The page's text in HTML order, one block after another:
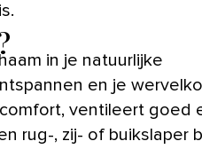
in je natuurlijke
en je
ventileert goed
rug-, zij- of buikslaper